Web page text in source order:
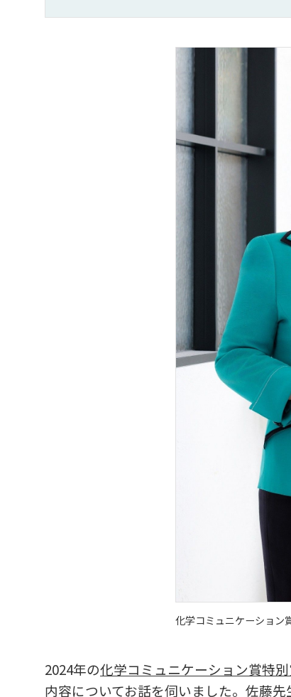
化学コミュニケーション
2024年の化学コミュニケーション賞特
内容についてお話を伺いました。佐藤